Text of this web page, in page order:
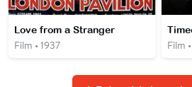
Love from a Stranger
Film • 1937 Film